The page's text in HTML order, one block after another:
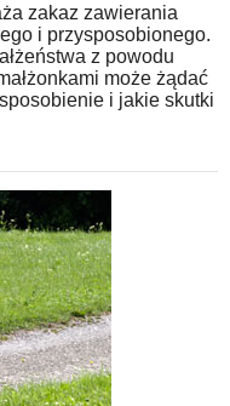
zakaz zawierania
i przysposobionego.
z powodu
może żądać
i jakie skutki